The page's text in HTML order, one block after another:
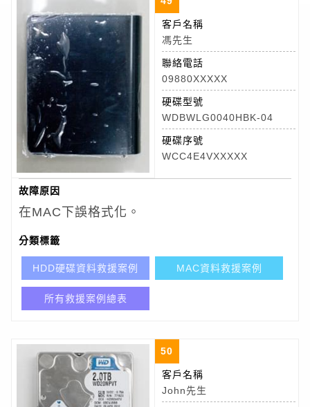
客戶名稱
馮先生
聯絡電話
09880XXXXX
硬碟型號
WDBWLG0040HBK-04
硬碟序號
WCC4E4VXXXXX
故障原因
在MAC下誤格式化。
分類標籤
HDD硬碟資料救援案例 MAC資料救援案例
所有救援案例總表
50
客戶名稱
John先生